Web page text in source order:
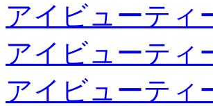
アイビューティ
アイビューティ
アイビューティ